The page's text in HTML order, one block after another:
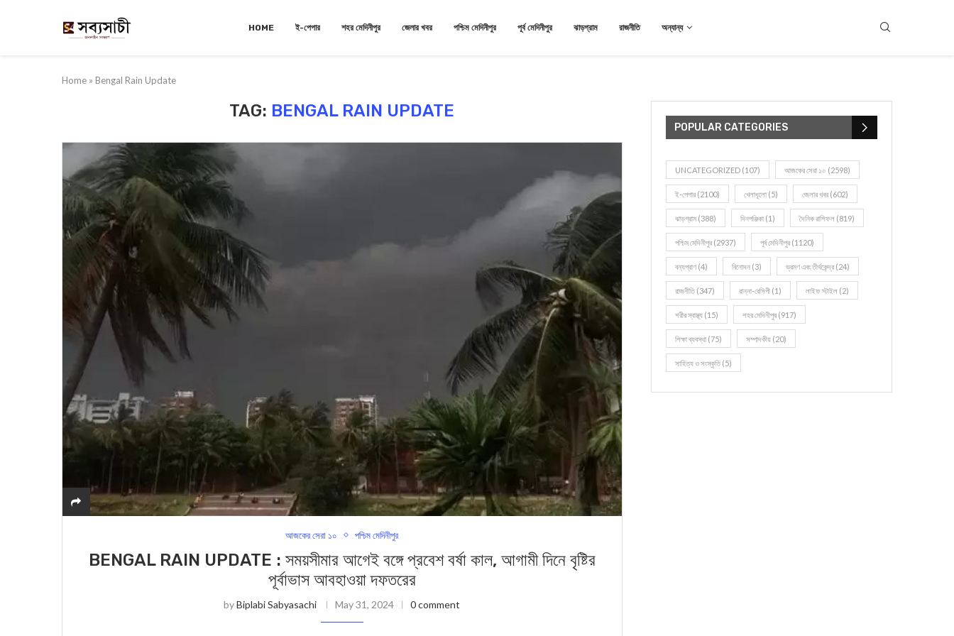
HOME ই-পেপার শহর মেদিনীপুর জেলার খবর পশ্চিম মেদিনীপুর পূর্ব মেদিনীপুর ঝাড়গ্রাম রাজনীতি অন্যান্য
Home » Bengal Rain Update
TAG: BENGAL RAIN UPDATE
আজকের সেরা ১০ পশ্চিম মেদিনীপুর
BENGAL RAIN UPDATE : সময়সীমার আগেই বঙ্গে প্রবেশ বর্ষা কাল, আগামী দিনে বৃষ্টির
পূর্বাভাস আবহাওয়া দফতরের
byBiplabi Sabyasachi May 31, 2024 0 comment
POPULAR CATEGORIES
UNCATEGORIZED (107) আজকের সেরা ১০ (2598)
ই-পেপার (2100) খেলাধূলো (5) জেলার খবর (602)
ঝাড়গ্রাম (388) দিনপঞ্জিকা (1) দৈনিক রাশিফল (819)
পশ্চিম মেদিনীপুর (2937) পূর্ব মেদিনীপুর (1120)
বন্যপ্রাণ (4) বিনোদন (3) ভ্রমণ এবং তীর্থকেন্দ্র (24)
রাজনীতি(347) রান্না-রেসিপী (1) লাইফ স্টাইল (2)
শরীর স্বাস্থ্য (15) শহর মেদিনীপুর (917)
শিক্ষা ব্যবস্থা (75) সম্পাদকীয় (20)
সাহিত্য ও সংস্কৃতি(5)